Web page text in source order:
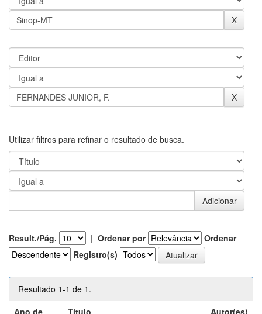
Utilizar filtros para refinar o resultado de busca.
Result./Pág. | Ordenar por
Ordenar
Registro(s)
Resultado 1-1 de 1.
Ano de
Título Autor(es)